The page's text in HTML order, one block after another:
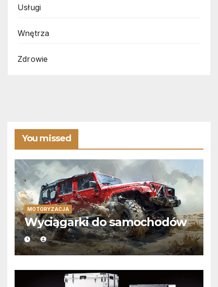
Usługi
Wnętrza
Zdrowie
You missed
MOTORYZACJA
Wyciągarki do samochodów